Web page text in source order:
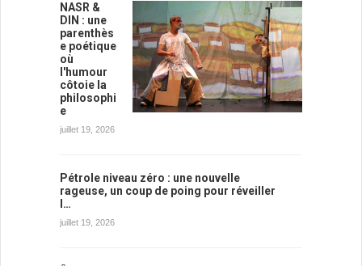
NASR &
DIN : une
parenthès
e poétique
où
l'humour
côtoie la
philosophi
e
juillet 19, 2026
Pétrole niveau zéro : une nouvelle
rageuse, un coup de poing pour réveiller
l…
juillet 19, 2026